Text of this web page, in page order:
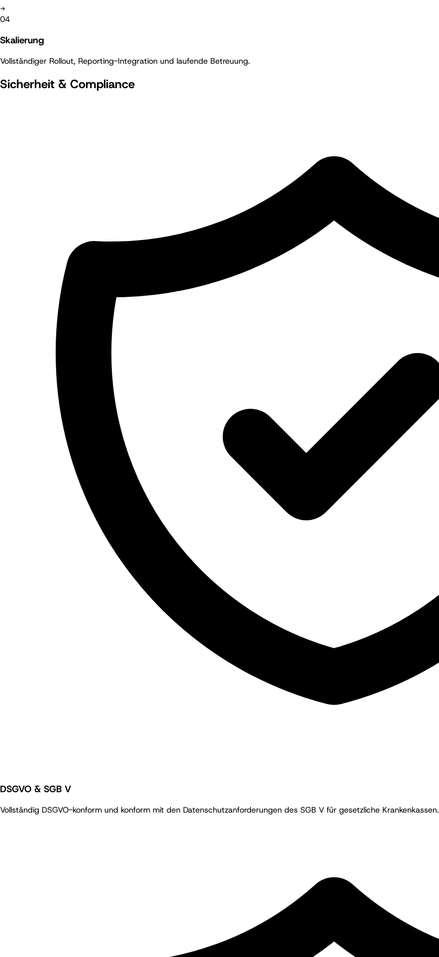
→
04
Skalierung
Vollständiger Rollout, Reporting-Integration und laufende Betreuung.
Sicherheit & Compliance
DSGVO & SGB V
Vollständig DSGVO-konform und konform mit den Datenschutzanforderungen des SGB V für gesetzliche Krankenkassen.